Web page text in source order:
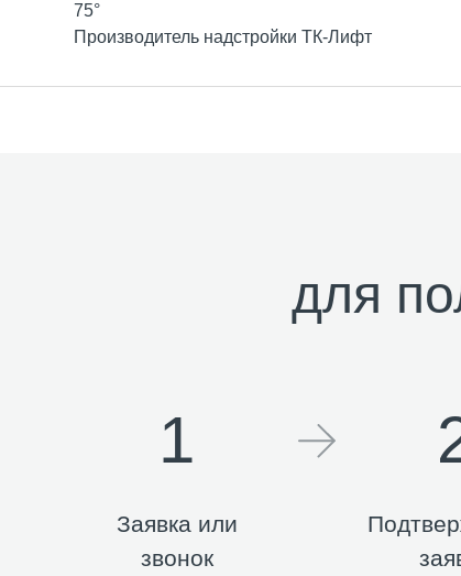
75°
Производитель надстройки ТК-Лифт
для
1
Заявка или
звонок